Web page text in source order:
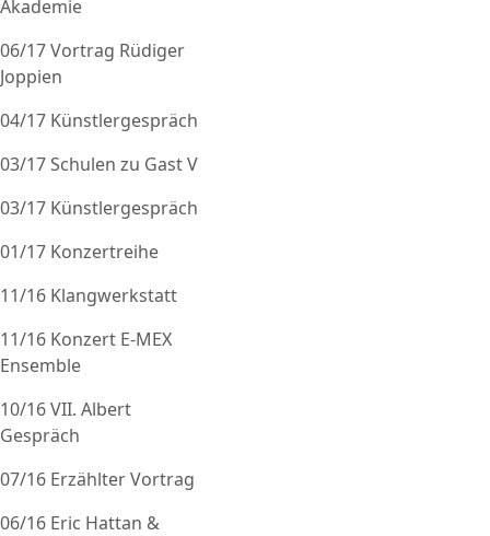
Akademie
06/17 Vortrag Rüdiger
Joppien
04/17 Künstlergespräch
03/17 Schulen zu Gast V
03/17 Künstlergespräch
01/17 Konzertreihe
11/16 Klangwerkstatt
11/16 Konzert E-MEX
Ensemble
10/16 VII. Albert
Gespräch
07/16 Erzählter Vortrag
06/16 Eric Hattan &